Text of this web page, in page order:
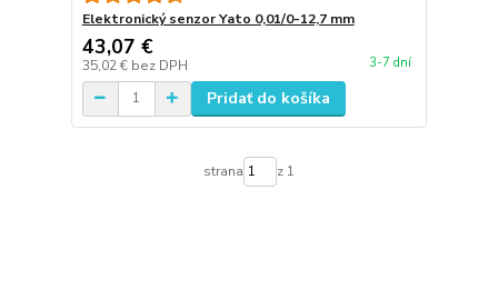
Elektronický senzor Yato 0,01/0-12,7 mm
43,07 €
35,02 € bez DPH 3-7 dní
Pridať do košíka
strana z 1